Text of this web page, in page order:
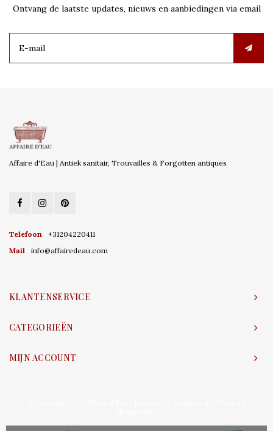
Ontvang de laatste updates, nieuws en aanbiedingen via email
Affaire d'Eau | Antiek sanitair, Trouvailles & Forgotten antiques
Telefoon
+31204220411
Mail
info@affairedeau.com
KLANTENSERVICE
CATEGORIEËN
MIJN ACCOUNT